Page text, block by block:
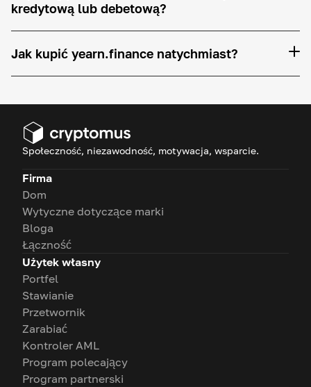
kredytową lub debetową?
Jak kupić yearn.finance natychmiast?
Społeczność, niezawodność, motywacja, wsparcie.
Firma
Dom
Wytyczne dotyczące marki
Bloga
Łączność
Użytek własny
Portfel
Stawianie
Przetwornik
Zarabiać
Kontroler AML
Program polecający
Program partnerski